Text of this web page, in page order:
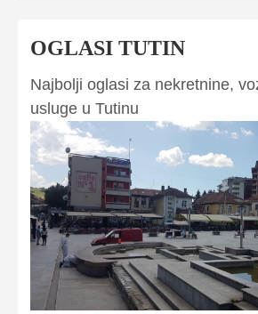
OGLASI TUTIN
Najbolji oglasi za nekretnine,
usluge u Tutinu